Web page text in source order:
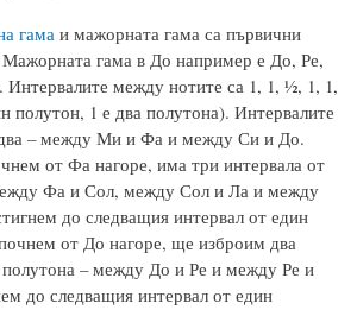
гама и мажорната гама са първични
гама в До например е До, Ре,
между нотите са 1, 1, ½, 1, 1,
полутон, 1 е два полутона). Интервалите
– между Ми и Фа и между Си и До.
от Фа нагоре, има три интервала от
Фа и Сол, между Сол и Ла и между
до следващия интервал от един
от До нагоре, ще изброим два
полутона – между До и Ре и между Ре и
до следващия интервал от един